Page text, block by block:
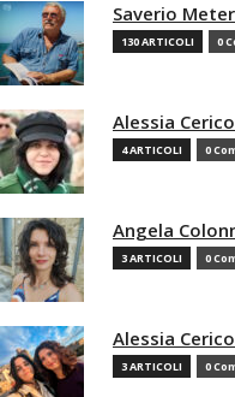
Saverio
130 ARTICOLI 0
Alessia
4 ARTICOLI 0
Angela
3 ARTICOLI 0
Alessia
3 ARTICOLI 0